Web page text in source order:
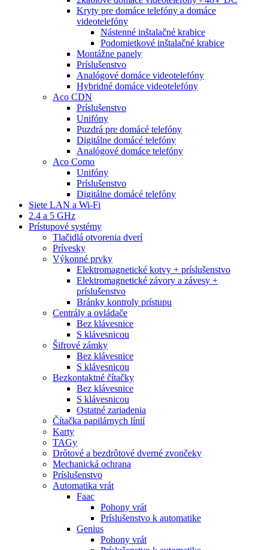
Kryty pre domáce telefóny a domáce
videotelefóny
Nástenné inštalačné krabice
Podomietkové inštalačné krabice
Montážne panely
Príslušenstvo
Analógové domáce videotelefóny
Hybridné domáce videotelefóny
Aco CDN
Príslušenstvo
Unifóny
Puzdrá pre domácé telefóny
Digitálne domácé telefóny
Analógové domáce telefóny
Aco Como
Unifóny
Príslušenstvo
Digitálne domácé telefóny
Siete LAN a Wi-Fi
2.4 a 5 GHz
Prístupové systémy
Tlačidlá otvorenia dverí
Prívesky
Výkonné prvky
Elektromagnetické kotvy + príslušenstvo
Elektromagnetické závory a závesy +
príslušenstvo
Bránky kontroly prístupu
Centrály a ovládače
Bez klávesnice
S klávesnicou
Šifrové zámky
Bez klávesnice
S klávesnicou
Bezkontaktné čítačky
Bez klávesnice
S klávesnicou
Ostatné zariadenia
Čítačka papilárnych línií
Karty
TAGy
Drôtové a bezdrôtové dverné zvončeky
Mechanická ochrana
Príslušenstvo
Automatika vrát
Faac
Pohony vrát
Príslušenstvo k automatike
Genius
Pohony vrát